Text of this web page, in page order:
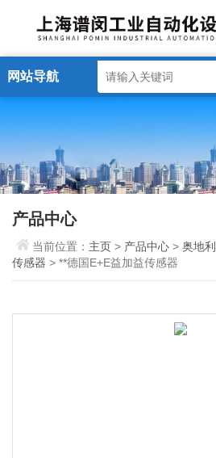
网站导航
产品中心
当前位置： 主页> 产品中心 >奥地
传感器 > **德国E+E益加益传感器